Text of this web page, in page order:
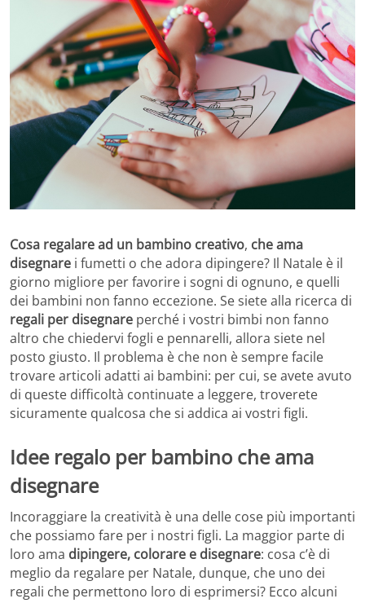
Cosa regalare ad un bambino creativo, che ama
disegnare i fumetti o che adora dipingere? Il Natale è il
giorno migliore per favorire i sogni di ognuno, e quelli
dei bambini non fanno eccezione. Se siete alla ricerca di
regali per disegnare perché i vostri bimbi non fanno
altro che chiedervi fogli e pennarelli, allora siete nel
posto giusto. Il problema è che non è sempre facile
trovare articoli adatti ai bambini: per cui, se avete avuto
di queste difficoltà continuate a leggere, troverete
sicuramente qualcosa che si addica ai vostri figli.
Idee regalo per bambino che ama
disegnare
Incoraggiare la creatività è una delle cose più importanti
che possiamo fare per i nostri figli. La maggior parte di
loro ama dipingere, colorare e disegnare: cosa c’è di
meglio da regalare per Natale, dunque, che uno dei
regali che permettono loro di esprimersi? Ecco alcuni